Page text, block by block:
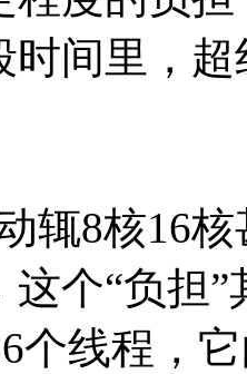
时间里，
辄8核16
这个“负担
个线程，